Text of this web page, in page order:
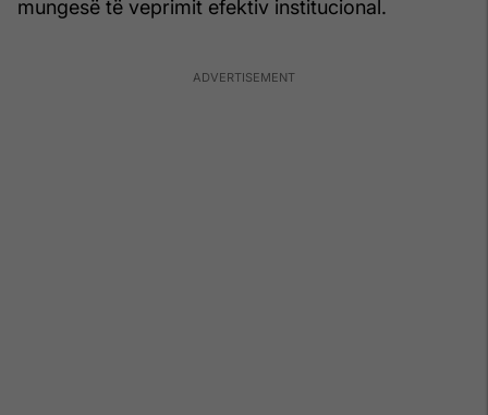
mungesë të veprimit efektiv institucional.